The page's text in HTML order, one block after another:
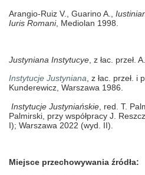
Arangio-Ruiz V., Guarino A.,
Iuris Romani, Mediolan 1998.
Justyniana Instytucye , z łac. przeł.
Instytucje Justyniana, z łac. przeł. i
Kunderewicz, Warszawa 1986.
Instytucje Justyniańskie , red. T.
Palmirski, przy współpracy J.
I); Warszawa 2022 (wyd. II).
Miejsce przechowywania źródła: